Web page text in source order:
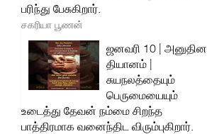
பரிந்து பேசுகிறார்.
சகரியா பூணன்
ஜனவரி 10 | அனுதின
தியானம் |
சுயநலத்தையும்
பெருமையையும்
உடைத்து தேவன் நம்மை சிறந்த
பாத்திரமாக வனைந்திட விரும்புகிறார்.